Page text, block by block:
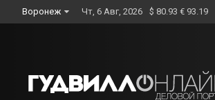
to
Воронеж Чт, 6 Авг, 2026 $ 80.93 € 93.19